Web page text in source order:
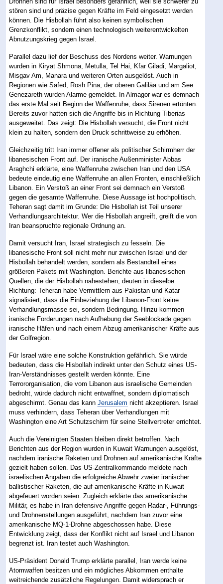
stören sind und präzise gegen Kräfte im Feld eingesetzt werden
können. Die Hisbollah führt also keinen symbolischen
Grenzkonflikt, sondern einen technologisch weiterentwickelten
Abnutzungskrieg gegen Israel.
Parallel dazu lief der Beschuss des Nordens weiter. Warnungen
wurden in Kiryat Shmona, Metulla, Tel Hai, Kfar Giladi, Margaliot,
Misgav Am, Manara und weiteren Orten ausgelöst. Auch in
Regionen wie Safed, Rosh Pina, der oberen Galiläa und am See
Genezareth wurden Alarme gemeldet. In Almagor war es demnach
das erste Mal seit Beginn der Waffenruhe, dass Sirenen ertönten.
Bereits zuvor hatten sich die Angriffe bis in Richtung Tiberias
ausgeweitet. Das zeigt: Die Hisbollah versucht, die Front nicht
klein zu halten, sondern den Druck schrittweise zu erhöhen.
Gleichzeitig tritt Iran immer offener als politischer Schirmherr der
libanesischen Front auf. Der iranische Außenminister Abbas
Araghchi erklärte, eine Waffenruhe zwischen Iran und den USA
bedeute eindeutig eine Waffenruhe an allen Fronten, einschließlich
Libanon. Ein Verstoß an einer Front sei demnach ein Verstoß
gegen die gesamte Waffenruhe. Diese Aussage ist hochpolitisch.
Teheran sagt damit im Grunde: Die Hisbollah ist Teil unserer
Verhandlungsarchitektur. Wer die Hisbollah angreift, greift die von
Iran beanspruchte regionale Ordnung an.
Damit versucht Iran, Israel strategisch zu fesseln. Die
libanesische Front soll nicht mehr nur zwischen Israel und der
Hisbollah behandelt werden, sondern als Bestandteil eines
größeren Pakets mit Washington. Berichte aus libanesischen
Quellen, die der Hisbollah nahestehen, deuten in dieselbe
Richtung: Teheran habe Vermittlern aus Pakistan und Katar
signalisiert, dass die Einbeziehung der Libanon-Front keine
Verhandlungsmasse sei, sondern Bedingung. Hinzu kommen
iranische Forderungen nach Aufhebung der Seeblockade gegen
iranische Häfen und nach einem Abzug amerikanischer Kräfte aus
der Golfregion.
Für Israel wäre eine solche Konstruktion gefährlich. Sie würde
bedeuten, dass die Hisbollah indirekt unter den Schutz eines US-
Iran-Verständnisses gestellt werden könnte. Eine
Terrororganisation, die vom Libanon aus israelische Gemeinden
bedroht, würde dadurch nicht entwaffnet, sondern diplomatisch
abgeschirmt. Genau das kannJerusalem nicht akzeptieren. Israel
muss verhindern, dass Teheran über Verhandlungen mit
Washington eine Art Schutzschirm für seine Stellvertreter errichtet.
Auch die Vereinigten Staaten bleiben direkt betroffen. Nach
Berichten aus der Region wurden in Kuwait Warnungen ausgelöst,
nachdem iranische Raketen und Drohnen auf amerikanische Kräfte
gezielt haben sollen. Das US-Zentralkommando meldete nach
israelischen Angaben die erfolgreiche Abwehr zweier iranischer
ballistischer Raketen, die auf amerikanische Kräfte in Kuwait
abgefeuert worden seien. Zugleich erklärte das amerikanische
Militär, es habe in Iran defensive Angriffe gegen Radar-, Führungs-
und Drohnenstellungen ausgeführt, nachdem Iran zuvor eine
amerikanische MQ-1-Drohne abgeschossen habe. Diese
Entwicklung zeigt, dass der Konflikt nicht auf Israel und Libanon
begrenzt ist. Iran testet auch Washington.
US-Präsident Donald Trump erklärte parallel, Iran werde keine
Atomwaffen besitzen und ein mögliches Abkommen enthalte
weitreichende zusätzliche Regelungen. Damit widersprach er